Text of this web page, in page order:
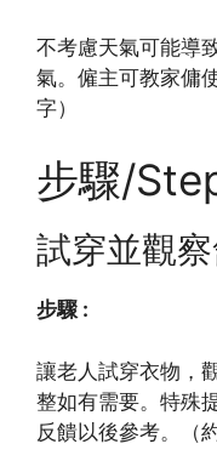
不考慮天氣可能導
氣。僱主可教家傭
字）
步驟/
試穿並觀
步驟 :
讓老人試穿衣物，
整如有需要。特殊
反饋以後參考。（